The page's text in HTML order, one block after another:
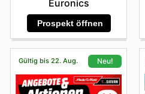
Euronics
Prospekt öffnen
Gültig bis 22. Aug. Neu!